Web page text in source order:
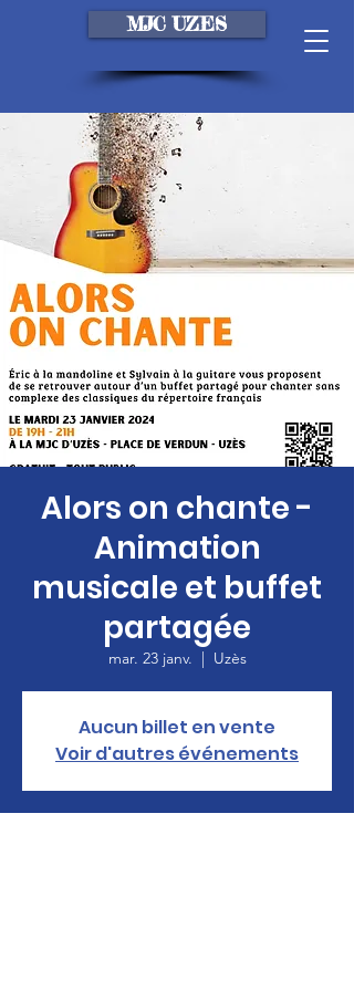
MJC UZES
Alors on chante -
Animation
musicale et buffet
partagée
mar. 23 janv.
  |
Uzès
Aucun billet en vente
Voir d'autres événements